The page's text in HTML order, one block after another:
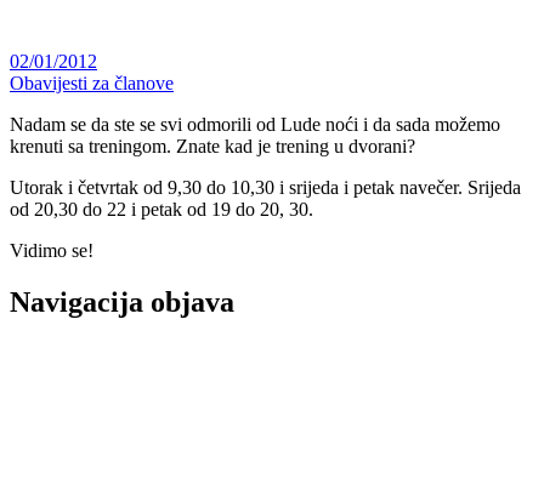
02/01/2012
Obavijesti za članove
Nadam se da ste se svi odmorili od Lude noći i da sada možemo
krenuti sa treningom. Znate kad je trening u dvorani?
Utorak i četvrtak od 9,30 do 10,30 i srijeda i petak navečer. Srijeda
od 20,30 do 22 i petak od 19 do 20, 30.
Vidimo se!
Navigacija objava